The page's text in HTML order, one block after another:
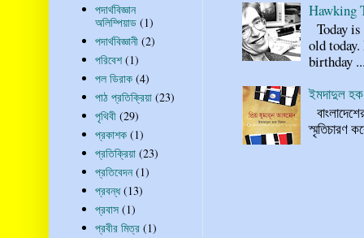
Hawking
Today
old
birthday
ইমদাদুল
স্মৃতিচারণ
পদার্থবিজ্ঞান
অলিম্পিয়াড (1)
পদার্থবিজ্ঞানী (2)
পরিবেশ (1)
পল ডিরাক (4)
পাঠ প্রতিক্রিয়া (23)
পৃথিবী (29)
প্রকাশক (1)
প্রতিক্রিয়া (23)
প্রতিবেদন (1)
প্রবন্ধ (13)
প্রবাস (1)
প্রবীর মিত্র (1)